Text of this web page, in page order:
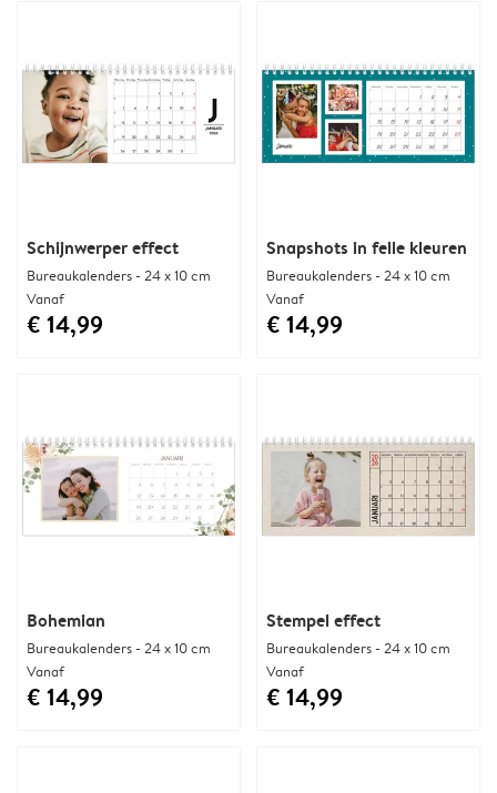
Schijnwerper effect
Bureaukalenders - 24 x 10 cm
Vanaf
€ 14,99
Snapshots in felle kleuren
Bureaukalenders - 24 x 10 cm
Vanaf
€ 14,99
Bohemian
Bureaukalenders - 24 x 10 cm
Vanaf
€ 14,99
Stempel effect
Bureaukalenders - 24 x 10 cm
Vanaf
€ 14,99